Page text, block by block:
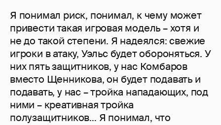
Я понимал риск, понимал, к чему может
привести такая игровая модель – хотя и
не до такой степени. Я надеялся: свежие
игроки в атаку, Уэльс будет обороняться. У
них пять защитников, у нас Комбаров
вместо Щенникова, он будет подавать и
подавать, у нас – тройка нападающих, под
ними – креативная тройка
полузащитников… Я понимал, что